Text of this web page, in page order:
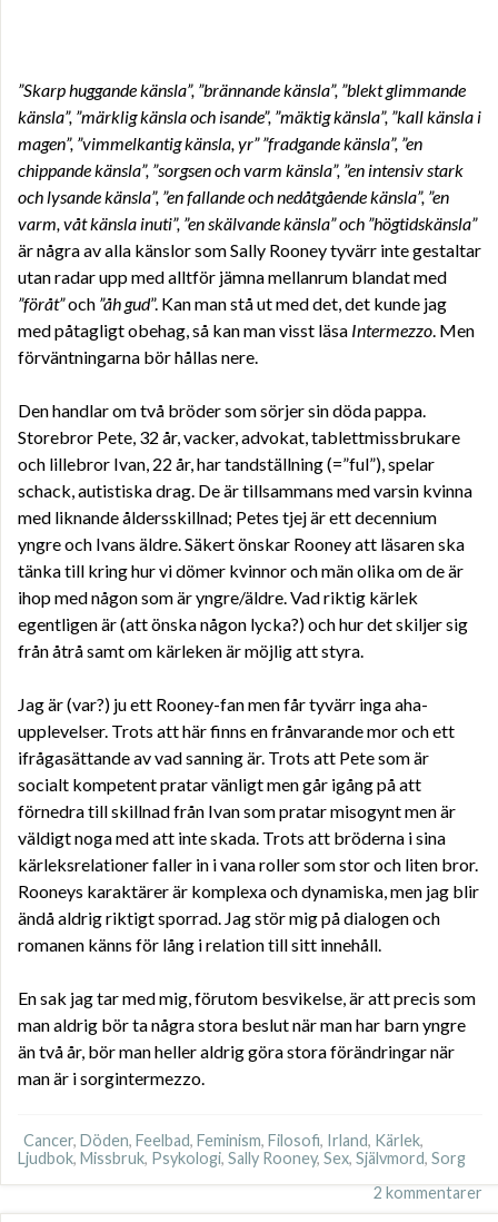
”Skarp huggande känsla”, ”brännande känsla”, ”blekt glimmande
känsla”, ”märklig känsla och isande”, ”mäktig känsla”, ”kall känsla i
magen”, ”vimmelkantig känsla, yr” ”fradgande känsla”, ”en
chippande känsla”, ”sorgsen och varm känsla”, ”en intensiv stark
och lysande känsla”, ”en fallande och nedåtgående känsla”, ”en
varm, våt känsla inuti”, ”en skälvande känsla” och ”högtidskänsla”
är några av alla känslor som Sally Rooney tyvärr inte gestaltar
utan radar upp med alltför jämna mellanrum blandat med
”föråt”och ”åh gud”. Kan man stå ut med det, det kunde jag
med påtagligt obehag, så kan man visst läsa Intermezzo. Men
förväntningarna bör hållas nere.
Den handlar om två bröder som sörjer sin döda pappa.
Storebror Pete, 32 år, vacker, advokat, tablettmissbrukare
och lillebror Ivan, 22 år, har tandställning (=”ful”), spelar
schack, autistiska drag. De är tillsammans med varsin kvinna
med liknande åldersskillnad; Petes tjej är ett decennium
yngre och Ivans äldre. Säkert önskar Rooney att läsaren ska
tänka till kring hur vi dömer kvinnor och män olika om de är
ihop med någon som är yngre/äldre. Vad riktig kärlek
egentligen är (att önska någon lycka?) och hur det skiljer sig
från åtrå samt om kärleken är möjlig att styra.
Jag är (var?) ju ett Rooney-fan men får tyvärr inga aha-
upplevelser. Trots att här finns en frånvarande mor och ett
ifrågasättande av vad sanning är. Trots att Pete som är
socialt kompetent pratar vänligt men går igång på att
förnedra till skillnad från Ivan som pratar misogynt men är
väldigt noga med att inte skada. Trots att bröderna i sina
kärleksrelationer faller in i vana roller som stor och liten bror.
Rooneys karaktärer är komplexa och dynamiska, men jag blir
ändå aldrig riktigt sporrad. Jag stör mig på dialogen och
romanen känns för lång i relation till sitt innehåll.
En sak jag tar med mig, förutom besvikelse, är att precis som
man aldrig bör ta några stora beslut när man har barn yngre
än två år, bör man heller aldrig göra stora förändringar när
man är i sorgintermezzo.
Cancer, Döden, Feelbad, Feminism, Filosofi, Irland, Kärlek,
Ljudbok, Missbruk, Psykologi, Sally Rooney, Sex, Självmord, Sorg
2 kommentarer